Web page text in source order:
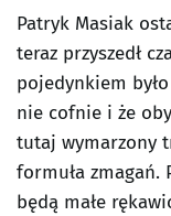
Patryk Masiak
teraz przyszedł
pojedynkiem
nie cofnie i że
tutaj wymarzony
formuła zmagań.
będą małe